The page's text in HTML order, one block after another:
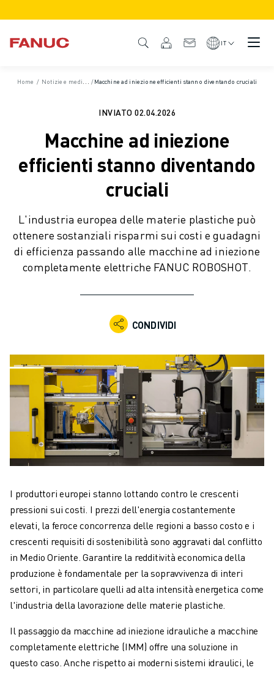
DESCRIZIONE DEL PRODOTTO
FUNZIONI/OPZIONI DEL CNC
SIMULAZIONE - SOLUZIONI DIGITAL TWIN
SOSTENIBILITÀ MACCHINE CNC
SOLUZIONI RETROFIT
MODELLI CNC AVANZATI
ROBOT
TROVA ROBOT
SOFTWARE DI SIMULAZIONE
PRODOTTI DI ROBOTICA PER EDUCATION
AUTOMAZIONE ROBOTICA
ROBOT DI SALDATURA AD ARCO
ROBOT ANTROPOMORFI
SERIE ARC MATE
SERIE M-900
ROBOT PER ALIMENTI E CAMERE BIANCHE
ROBOT PER LA VERNICIATURA
ROBOT PER LA PALLETTIZZAZIONE
ROBOT SCARA
CENTRI DI LAVORAZIONE CNC COMPATTI
TROVA ROBODRILL
CENTRI DI LAVORAZIONE CNC COMPATTI ROBODRILL
HARDWARE ROBODRILL
MANUTENZIONE PREVENTIVA DI ROBODRILL
SOSTENIBILITÀ ROBODRILL
PACCHETTO ROBOT ROBODRILL
IT
Home / Notizie e media / Notizie e comunicati stampa/ Notizie
/Macchine ad iniezione efficienti stanno diventando cruciali
INVIATO 02.04.2026
Macchine ad iniezione
efficienti stanno diventando
cruciali
L'industria europea delle materie plastiche può
ottenere sostanziali risparmi sui costi e guadagni
di efficienza passando alle macchine ad iniezione
completamente elettriche FANUC ROBOSHOT.
CONDIVIDI
I produttori europei stanno lottando contro le crescenti
pressioni sui costi. I prezzi dell'energia costantemente
elevati, la feroce concorrenza delle regioni a basso costo e i
crescenti requisiti di sostenibilità sono aggravati dal conflitto
in Medio Oriente. Garantire la redditività economica della
produzione è fondamentale per la sopravvivenza di interi
settori, in particolare quelli ad alta intensità energetica come
l'industria della lavorazione delle materie plastiche.
Il passaggio da macchine ad iniezione idrauliche a macchine
completamente elettriche (IMM) offre una soluzione in
questo caso. Anche rispetto ai moderni sistemi idraulici, le